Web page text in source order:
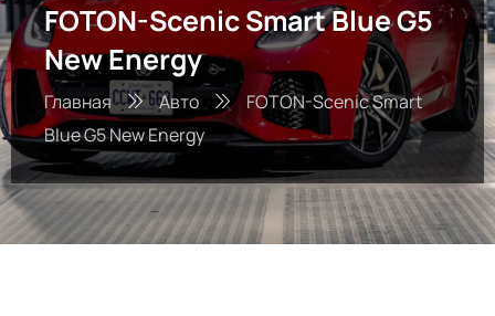
FOTON-Scenic Smart Blue G5
New Energy
Главная Авто
FOTON-Scenic Smart
Blue G5 New Energy